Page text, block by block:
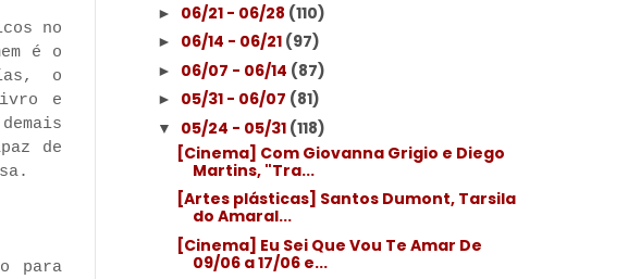
no
é o
o
e
de
para
► 06/21 - 06/28 (110)
► 06/14 - 06/21 (97)
► 06/07 - 06/14 (87)
► 05/31 - 06/07 (81)
▼ 05/24 - 05/31 (118)
[Cinema] Com Giovanna Grigio e Diego
Martins, "Tra...
[Artes plásticas] Santos Dumont, Tarsila
do Amaral...
[Cinema] Eu Sei Que Vou Te Amar De
09/06 a 17/06 e...